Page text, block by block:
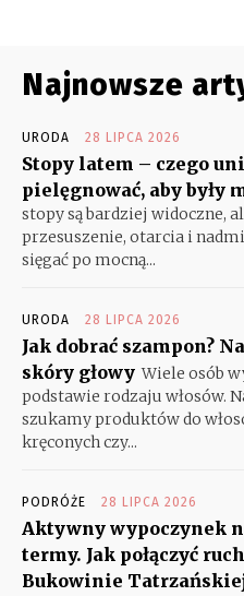
Najnowsze
URODA 28 LIPCA 2026
Stopy latem – czego
pielęgnować, aby były
stopy są bardziej widoczne,
przesuszenie, otarcia i
sięgać po mocną...
URODA 28 LIPCA 2026
Jak dobrać szampon?
skóry głowy Wiele osób
podstawie rodzaju włosów.
szukamy produktów do
kręconych czy...
PODRÓŻE 28 LIPCA 2026
Aktywny wypoczynek
termy. Jak połączyć
Bukowinie